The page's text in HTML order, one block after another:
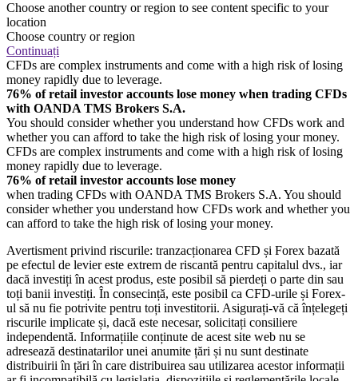
Choose another country or region to see content specific to your
location
Choose country or region
Continuați
CFDs are complex instruments and come with a high risk of losing
money rapidly due to leverage.
76% of retail investor accounts lose money when trading CFDs
with OANDA TMS Brokers S.A.
You should consider whether you understand how CFDs work and
whether you can afford to take the high risk of losing your money.
CFDs are complex instruments and come with a high risk of losing
money rapidly due to leverage.
76% of retail investor accounts lose money
when trading CFDs with OANDA TMS Brokers S.A. You should
consider whether you understand how CFDs work and whether you
can afford to take the high risk of losing your money.
Avertisment privind riscurile: tranzacționarea CFD și Forex bazată
pe efectul de levier este extrem de riscantă pentru capitalul dvs., iar
dacă investiți în acest produs, este posibil să pierdeți o parte din sau
toți banii investiți. În consecință, este posibil ca CFD-urile și Forex-
ul să nu fie potrivite pentru toți investitorii. Asigurați-vă că înțelegeți
riscurile implicate și, dacă este necesar, solicitați consiliere
independentă. Informațiile conținute de acest site web nu se
adresează destinatarilor unei anumite țări și nu sunt destinate
distribuirii în țări în care distribuirea sau utilizarea acestor informații